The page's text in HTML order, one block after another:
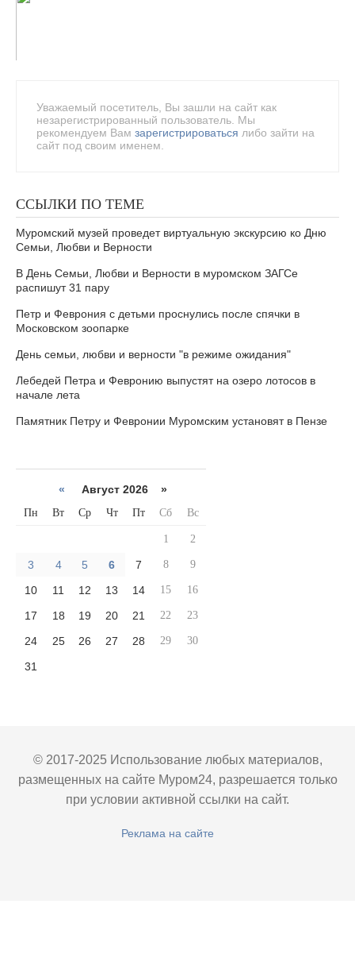
Уважаемый посетитель, Вы зашли на сайт как
незарегистрированный пользователь. Мы
рекомендуем Вам зарегистрироваться либо зайти на
сайт под своим именем.
ССЫЛКИ ПО ТЕМЕ
Муромский музей проведет виртуальную экскурсию ко Дню
Семьи, Любви и Верности
В День Семьи, Любви и Верности в муромском ЗАГСе
распишут 31 пару
Петр и Феврония с детьми проснулись после спячки в
Московском зоопарке
День семьи, любви и верности "в режиме ожидания"
Лебедей Петра и Февронию выпустят на озеро лотосов в
начале лета
Памятник Петру и Февронии Муромским установят в Пензе
« Август 2026 »
Пн Вт Ср Чт Пт Сб Вс
1 2
3 4 5 6 7 8 9
10 11 12 13 14 15 16
17 18 19 20 21 22 23
24 25 26 27 28 29 30
31
© 2017-2025 Использование любых материалов,
размещенных на сайте Муром24, разрешается только
при условии активной ссылки на сайт.
Реклама на сайте